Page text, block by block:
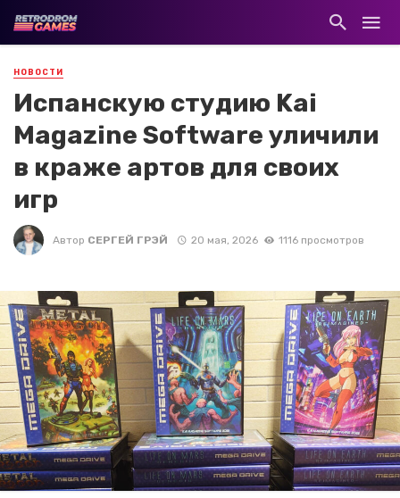
НОВОСТИ
Испанскую студию Kai
Magazine Software уличили
в краже артов для своих
игр
Автор СЕРГЕЙ ГРЭЙ 20 мая, 2026 1116 просмотров